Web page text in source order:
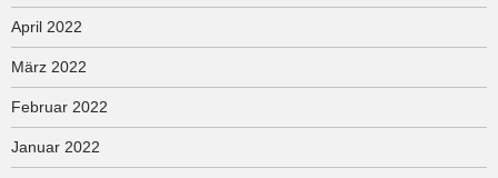
April 2022
März 2022
Februar 2022
Januar 2022